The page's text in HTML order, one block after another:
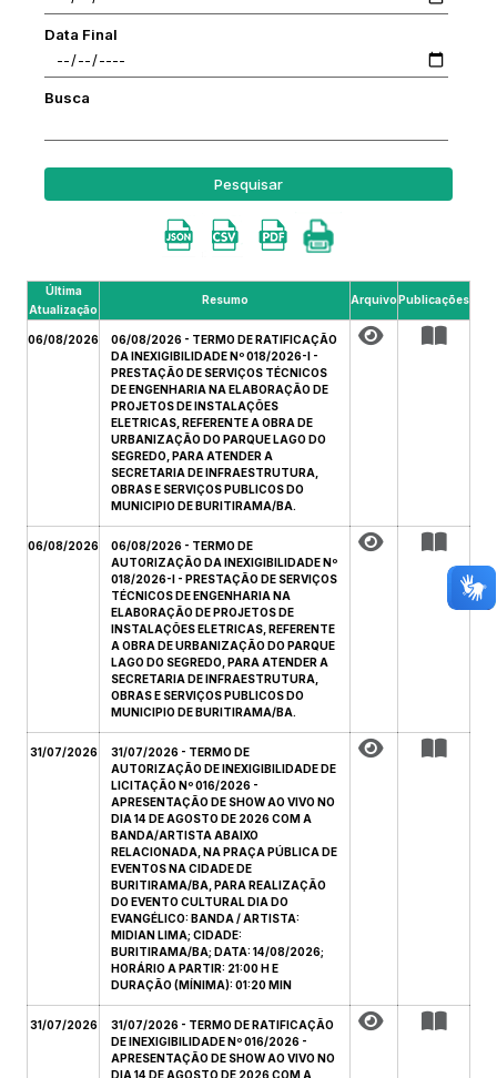
Data Final
Busca
Pesquisar
Última
Atualização
Resumo ArquivoPublicações
06/08/2026
06/08/2026 - TERMO DE RATIFICAÇÃO
DA INEXIGIBILIDADE Nº 018/2026-I -
PRESTAÇÃO DE SERVIÇOS TÉCNICOS
DE ENGENHARIA NA ELABORAÇÃO DE
PROJETOS DE INSTALAÇÕES
ELETRICAS, REFERENTE A OBRA DE
URBANIZAÇÃO DO PARQUE LAGO DO
SEGREDO, PARA ATENDER A
SECRETARIA DE INFRAESTRUTURA,
OBRAS E SERVIÇOS PUBLICOS DO
MUNICIPIO DE BURITIRAMA/BA.
06/08/2026
06/08/2026 - TERMO DE
AUTORIZAÇÃO DA INEXIGIBILIDADE Nº
018/2026-I - PRESTAÇÃO DE SERVIÇOS
TÉCNICOS DE ENGENHARIA NA
ELABORAÇÃO DE PROJETOS DE
INSTALAÇÕES ELETRICAS, REFERENTE
A OBRA DE URBANIZAÇÃO DO PARQUE
LAGO DO SEGREDO, PARA ATENDER A
SECRETARIA DE INFRAESTRUTURA,
OBRAS E SERVIÇOS PUBLICOS DO
MUNICIPIO DE BURITIRAMA/BA.
31/07/2026
31/07/2026 - TERMO DE
AUTORIZAÇÃO DE INEXIGIBILIDADE DE
LICITAÇÃO Nº 016/2026 -
APRESENTAÇÃO DE SHOW AO VIVO NO
DIA 14 DE AGOSTO DE 2026 COM A
BANDA/ARTISTA ABAIXO
RELACIONADA, NA PRAÇA PÚBLICA DE
EVENTOS NA CIDADE DE
BURITIRAMA/BA, PARA REALIZAÇÃO
DO EVENTO CULTURAL DIA DO
EVANGÉLICO: BANDA / ARTISTA:
MIDIAN LIMA; CIDADE:
BURITIRAMA/BA; DATA: 14/08/2026;
HORÁRIO A PARTIR: 21:00 H E
DURAÇÃO (MÍNIMA): 01:20 MIN
31/07/2026
31/07/2026 - TERMO DE RATIFICAÇÃO
DE INEXIGIBILIDADE Nº 016/2026 -
APRESENTAÇÃO DE SHOW AO VIVO NO
DIA 14 DE AGOSTO DE 2026 COM A